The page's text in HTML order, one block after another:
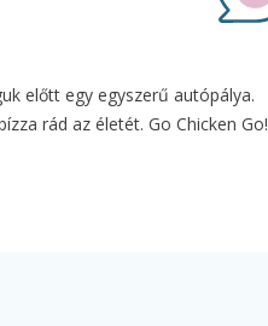
előtt egy egyszerű autópálya.
rád az életét. Go Chicken Go!